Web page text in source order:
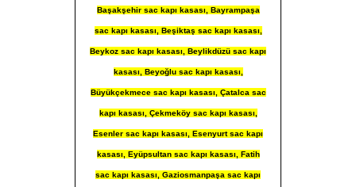
Başakşehir sac kapı kasası, Bayrampaşa
sac kapı kasası, Beşiktaş sac kapı kasası,
Beykoz sac kapı kasası, Beylikdüzü sac kapı
kasası, Beyoğlu sac kapı kasası,
Büyükçekmece sac kapı kasası, Çatalca sac
kapı kasası, Çekmeköy sac kapı kasası,
Esenler sac kapı kasası, Esenyurt sac kapı
kasası, Eyüpsultan sac kapı kasası, Fatih
sac kapı kasası, Gaziosmanpaşa sac kapı